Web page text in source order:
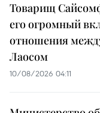
Товарищ
его огромный
отношения
Лаосом
10/08/2026 04:11